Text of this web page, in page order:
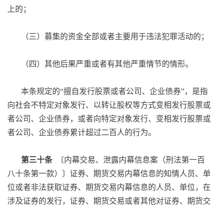
上的；
（三）募集的资金全部或者主要用于违法犯罪活动的；
（四）其他后果严重或者有其他严重情节的情形。
本条规定的“擅自发行股票或者公司、企业债券”，是指
向社会不特定对象发行、以转让股权等方式变相发行股票或
者公司、企业债券，或者向特定对象发行、变相发行股票或
者公司、企业债券累计超过二百人的行为。
第三十条 〔内幕交易、泄露内幕信息案（刑法第一百
八十条第一款）〕证券、期货交易内幕信息的知情人员、单
位或者非法获取证券、期货交易内幕信息的人员、单位，在
涉及证券的发行，证券、期货交易或者其他对证券、期货交